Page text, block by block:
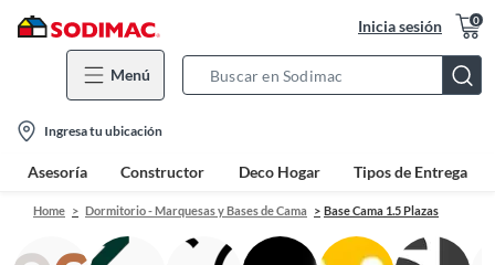
Inicia sesión 0
Menú
Bar
location-
icon
Ingresa tu ubicación
Asesoría Constructor Deco Hogar Tipos de Entrega
Home Dormitorio - Marquesas y Bases de Cama Base Cama 1.5 Plazas